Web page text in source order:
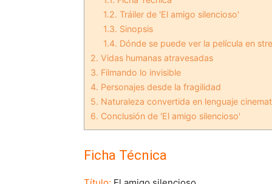
1.2. Tráiler de 'El amigo silencioso'
1.3. Sinopsis
1.4. Dónde se puede ver la película en
2. Vidas humanas atravesadas
3. Filmando lo invisible
4. Personajes desde la fragilidad
5. Naturaleza convertida en lenguaje
6. Conclusión de 'El amigo silencioso'
Ficha Técnica